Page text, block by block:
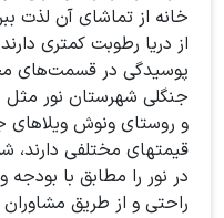
خانه از تماشای آن لذت
از دریا رطوبت کمتری
پوسیدگی در قسمت‌های
جنگلی شهرستان نور
و روستای ونوش ویلاهای
قیمتهای مختلفی دارند،
در نور را مطابق با
راحتی و از طریق مشاوران